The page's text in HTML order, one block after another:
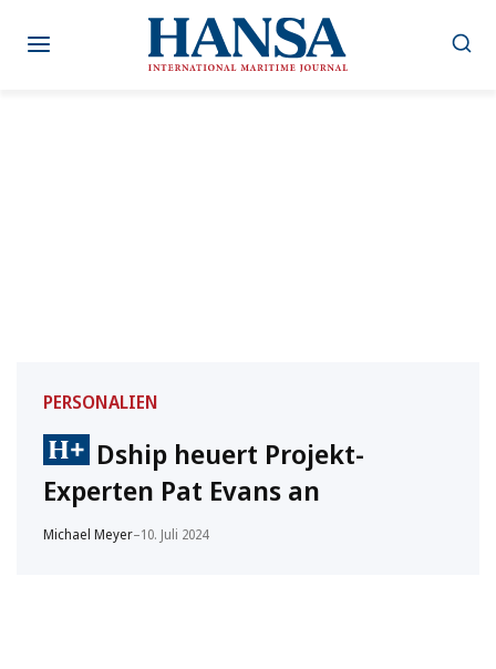
Inhalt
PERSONALIEN
Dship heuert Projekt-
Experten Pat Evans an
Michael Meyer–10. Juli 2024